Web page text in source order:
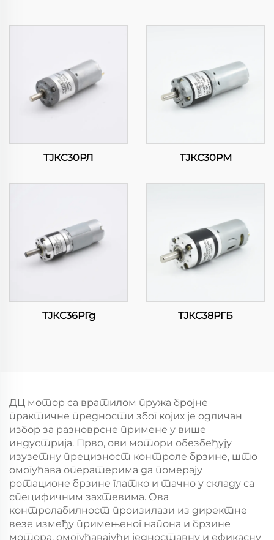
ТЈКС30РЛ ТЈКС30РМ
ТЈКС36РГд ТЈКС38РГБ
ДЦ мотор са вратилом пружа бројне
практичне предности због којих је одличан
избор за разноврсне примене у више
индустрија. Прво, ови мотори обезбеђују
изузетну прецизност контроле брзине, што
омогућава оператерима да померају
ротационе брзине глатко и тачно у складу са
специфичним захтевима. Ова
контролабилност произилази из директне
везе између примењеног напона и брзине
мотора, омогућавајући једноставну и ефикасну